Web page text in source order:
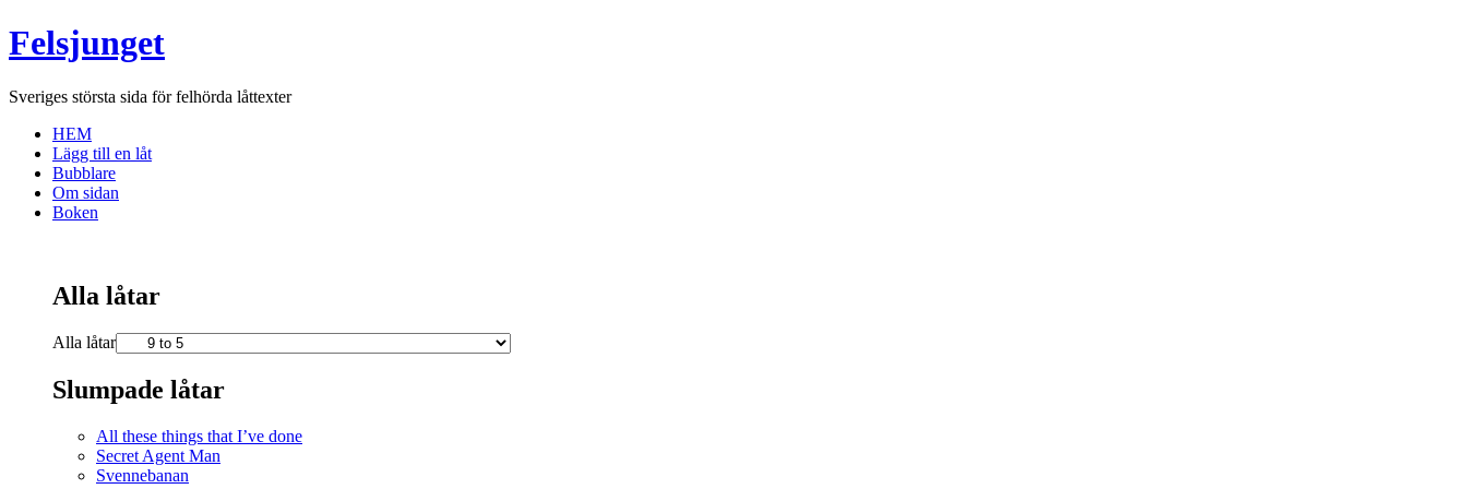
Felsjunget
Sveriges största sida för felhörda låttexter
HEM
Lägg till en låt
Bubblare
Om sidan
Boken
Alla låtar
Alla låtar
Slumpade låtar
All these things that I’ve done
Secret Agent Man
Svennebanan